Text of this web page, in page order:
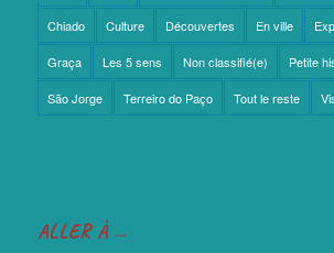
Chiado Culture Découvertes En ville
Graça Les 5 sens Non classifié(e) Petite
São Jorge Terreiro do Paço Tout le reste
ALLER À …